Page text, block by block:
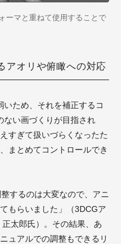
ーマと重ねて使用することで
アオリや俯瞰への対応
ため、それを補正するコ
ない画づくりが目指され
すぎて扱いづらくなったた
まとめてコントロールでき
するのは大変なので、アニ
もらいました」（3DCGア
太郎氏）。その結果、あ
ュアルでの調整もできるリ